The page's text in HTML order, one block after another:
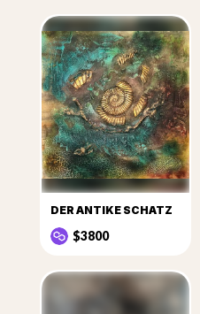
DER ANTIKE SCHATZ
$3800